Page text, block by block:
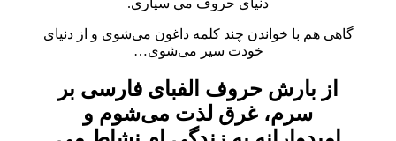
دنیای حروف می سپاری.
گاهی هم با خواندن چند کلمه داغون می‌شوی و از دنیای
خودت سیر می‌شوی…
از بارش حروف الفبای فارسی بر
سرم، غرق لذت می‌شوم و